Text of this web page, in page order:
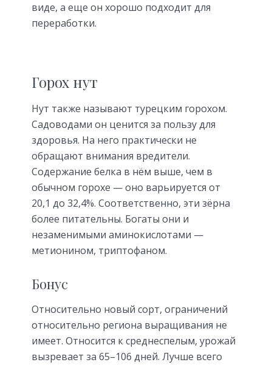
виде, а еще он хорошо подходит для
переработки.
Горох нут
Нут также называют турецким горохом.
Садоводами он ценится за пользу для
здоровья. На него практически не
обращают внимания вредители.
Содержание белка в нём выше, чем в
обычном горохе — оно варьируется от
20,1 до 32,4%. Соответственно, эти зёрна
более питательны. Богаты они и
незаменимыми аминокислотами —
метионином, триптофаном.
Бонус
Относительно новый сорт, ограничений
относительно региона выращивания не
имеет. Относится к среднеспелым, урожай
вызревает за 65–106 дней. Лучше всего